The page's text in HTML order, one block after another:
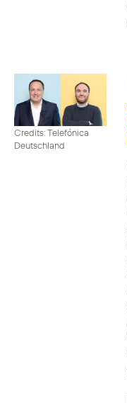
Credits: Telefónica
Deutschland